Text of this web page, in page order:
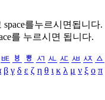
를누르시면됩니다.
를 누르시면 됩니다.
ㅷ ㅸ ㅹ ㅺ ㅻ ㅼ ㅽ ㅾ ㅿ
β γ δ ε ζ η θ ι κ λ μ ν ξ ο π